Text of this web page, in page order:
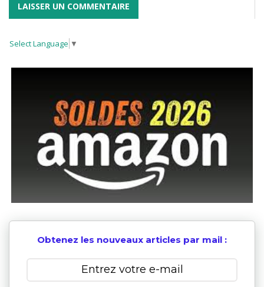
Select Language ▼
Obtenez les nouveaux articles par mail :